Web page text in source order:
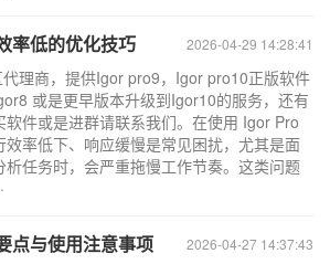
2026-04-29 14:28:41
率低的优化技巧
理商，提供Igor pro9，Igor pro10正版软件
或是更早版本升级到Igor10的服务，还有
软件或是进群请联系我们。在使用 Igor Pro
效率低下、响应缓慢是常见困扰，尤其是面
析任务时，会严重拖慢工作节奏。这类问题
2026-04-27 14:37:43
点与使用注意事项